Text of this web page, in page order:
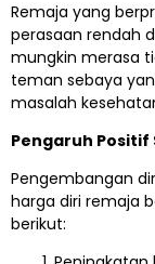
Remaja yang
perasaan rendah
mungkin merasa
teman sebaya
masalah
Pengaruh
Pengembangan
harga diri remaja
berikut: